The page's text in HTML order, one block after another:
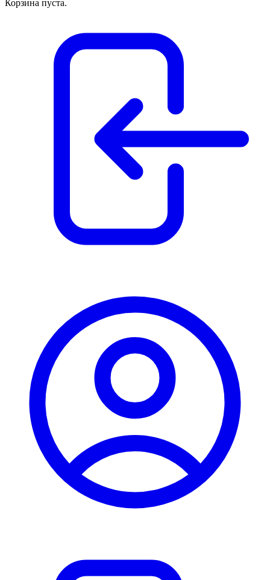
Корзина пуста.